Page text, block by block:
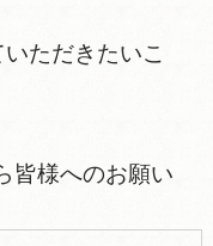
ただきたいこ
皆様へのお願い